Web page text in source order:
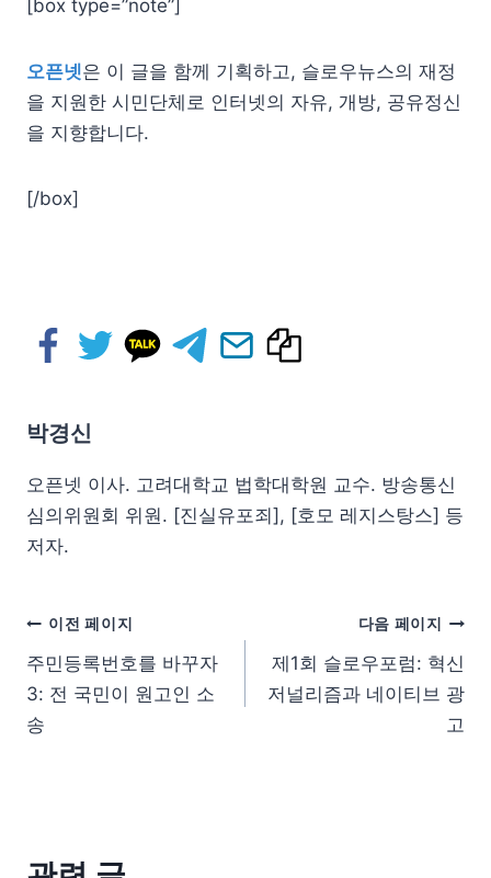
[box type=”note”]
오픈넷은 이 글을 함께 기획하고, 슬로우뉴스의 재정
을 지원한 시민단체로 인터 넷의 자유, 개방, 공유정신
을 지향합니다.
[/box]
박경신
오픈넷 이사. 고려대학교 법학대학원 교수. 방송통신
심의위원회 위원. [진실유포죄], [호모 레지스탕스] 등
저자.
이전 페이지
주민등록번호를 바꾸자
3: 전 국민이 원고인 소
송
다음 페이지
제1회 슬로우포럼: 혁신
저널리즘과 네이티브 광
고